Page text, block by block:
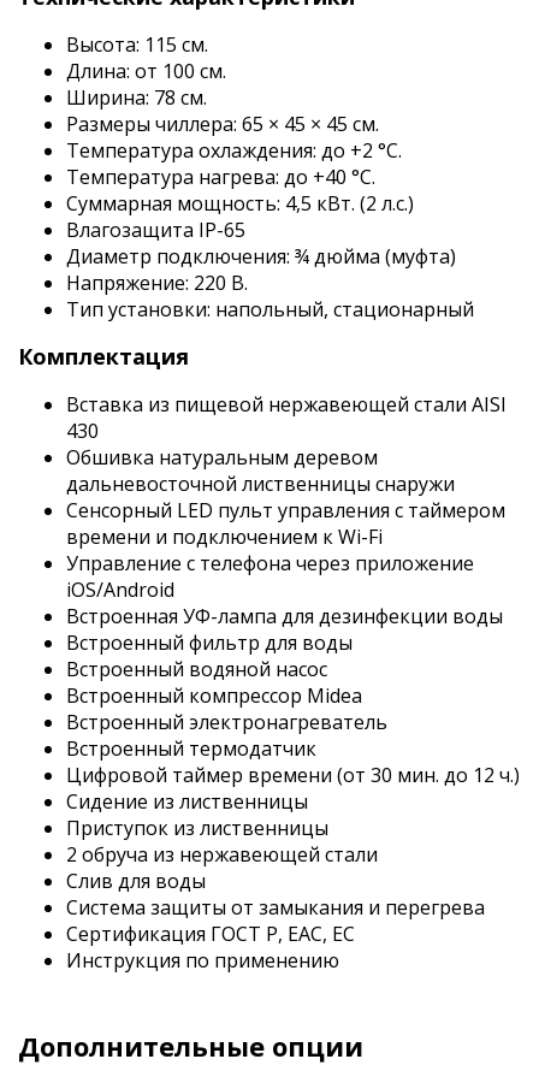
Высота: 115 см.
Длина: от 100 см.
Ширина: 78 см.
Размеры чиллера: 65 × 45 × 45 см.
Температура охлаждения: до +2 °C.
Температура нагрева: до +40 °C.
Суммарная мощность: 4,5 кВт. (2 л.с.)
Влагозащита IP-65
Диаметр подключения: ¾ дюйма (муфта)
Напряжение: 220 В.
Тип установки: напольный, стационарный
Комплектация
Вставка из пищевой нержавеющей стали AISI
430
Обшивка натуральным деревом
дальневосточной лиственницы снаружи
Сенсорный LED пульт управления с таймером
времени и подключением к Wi-Fi
Управление с телефона через приложение
iOS/Android
Встроенная УФ-лампа для дезинфекции воды
Встроенный фильтр для воды
Встроенный водяной насос
Встроенный компрессор Midea
Встроенный электронагреватель
Встроенный термодатчик
Цифровой таймер времени (от 30 мин. до 12 ч.)
Сидение из лиственницы
Приступок из лиственницы
2 обруча из нержавеющей стали
Слив для воды
Система защиты от замыкания и перегрева
Сертификация ГОСТ Р, EAC, EC
Инструкция по применению
Дополнительные опции